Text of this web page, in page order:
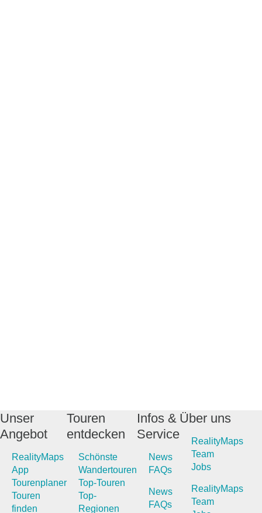
Unser
Angebot
RealityMaps
App
Tourenplaner
Touren
finden
Touren
entdecken
Schönste
Wandertouren
Top-Touren
Top-
Regionen
Infos &
Service
News
FAQs
News
FAQs
Über uns
RealityMaps
Team
Jobs
RealityMaps
Team